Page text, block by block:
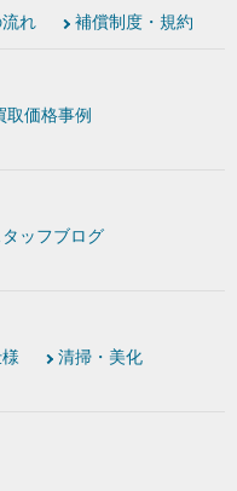
れ 補償制度・規約
取価格事例
タッフブログ
清掃・美化